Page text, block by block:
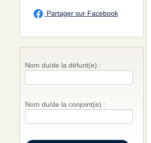
Partager sur Facebook
Nom du/de la défunt(e) :
Nom du/de la conjoint(e) :